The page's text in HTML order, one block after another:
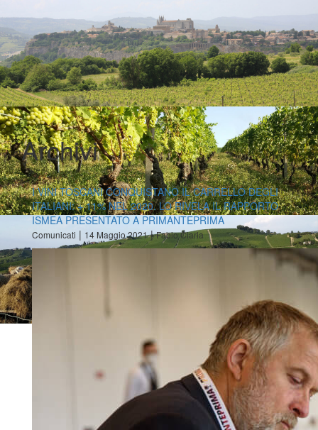
Archivi
I VINI TOSCANI CONQUISTANO IL CARRELLO DEGLI
ITALIANI: + 11% NEL 2020. LO RIVELA IL RAPPORTO
ISMEA PRESENTATO A PRIMANTEPRIMA
Comunicati | 14 Maggio 2021|Fabio Ciarla